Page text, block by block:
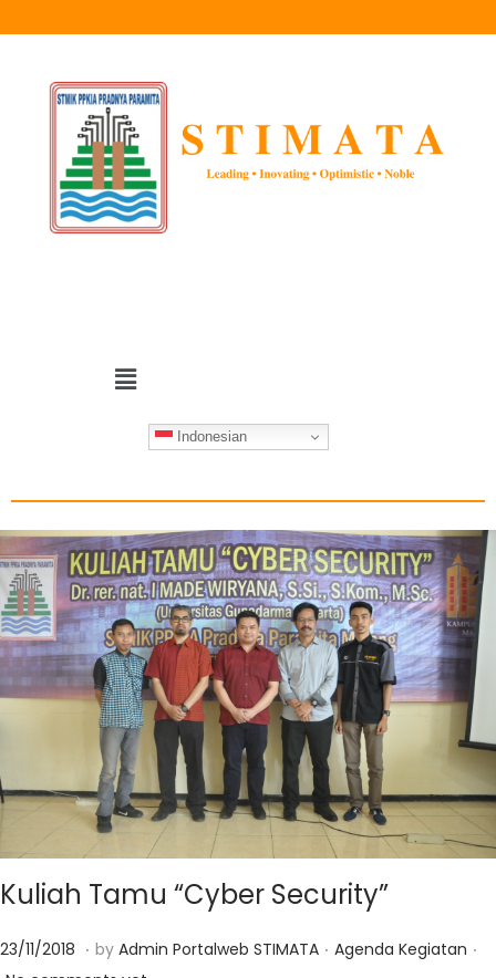
Indonesian
Kuliah Tamu “Cyber Security”
Posted on
23/11/2018 . by Admin Portalweb STIMATA . Posted in
Agenda Kegiatan .